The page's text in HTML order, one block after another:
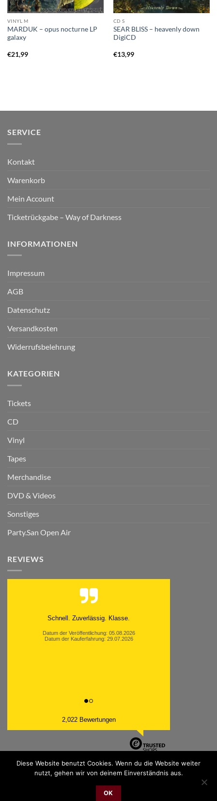
VINYL M
MARDUK – opus nocturne LP
galaxy
€21,99
CD S
SEAR BLISS – heavenly down
DigiCD
€13,99
SERVICE
Kontakt
Warenkorb
Mein Account
Ticketrückgabe – Way of Darkness
INFORMATIONEN
Impressum
AGB
Datenschutz
Versandkosten
Widerrufsbelehrung
KATEGORIEN
Tickets
CD
Vinyl
Tapes
Merchandise
DVD & Videos
Sonstiges
Party.San Open Air
REVIEWS
Moinsen, hat alles super geklappt. Danke ans
Datum der Veröffentlichung: 05.08.2026
2,022 Bewertungen
Diese Website benutzt Cookies. Wenn du die Website weiter
nutzt, gehen wir von deinem Einverständnis aus.
OK